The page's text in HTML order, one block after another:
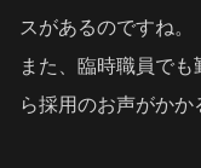
スがあるのですね。
また、臨時職員で
ら採用のお声がかか